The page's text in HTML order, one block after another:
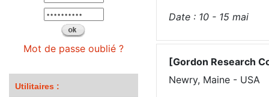
Mot de passe oublié ?
Utilitaires :
Date : 10 - 15 mai
[Gordon Research
Newry, Maine - USA